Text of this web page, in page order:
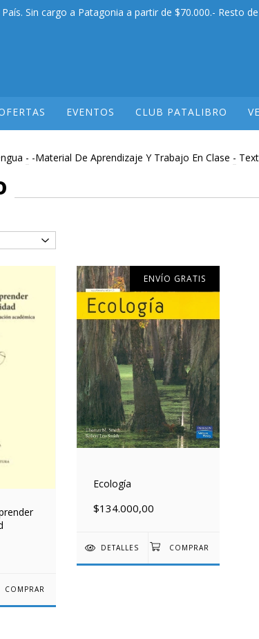
Sin cargo a Patagonia a partir de $70.000.- Resto
EVENTOS CLUB PATALIBRO
- -Material De Aprendizaje Y Trabajo En Clase -
ENVÍO GRATIS
Ecología
$134.000,00
DETALLES